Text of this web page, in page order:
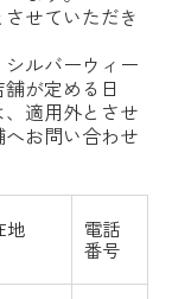
せていただき
ルバーウィー
が定める日
適用外とさせ
お問い合わせ
地
電話
番号